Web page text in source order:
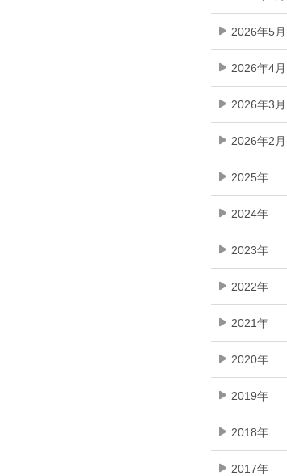
2026年5月
2026年4月
2026年3月
2026年2月
2025年
2024年
2023年
2022年
2021年
2020年
2019年
2018年
2017年